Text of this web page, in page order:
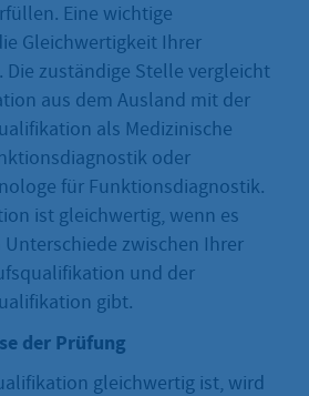
Eine wichtige
Gleichwertigkeit Ihrer
zuständige Stelle vergleicht
aus dem Ausland mit der
als Medizinische
oder
für Funktionsdiagnostik.
ist gleichwertig, wenn es
zwischen Ihrer
und der
gibt.
der Prüfung
gleichwertig ist, wird